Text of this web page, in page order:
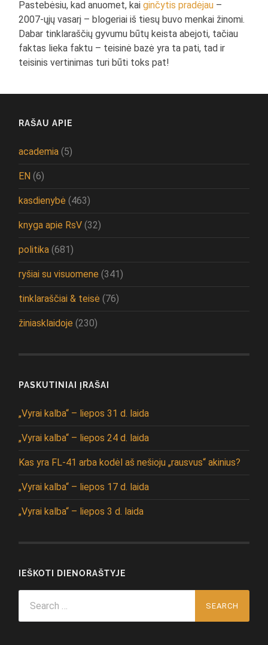
Pastebėsiu, kad anuomet, kaiginčytis pradėjau –
2007-ųjų vasarį – blogeriai iš tiesų buvo menkai žinomi.
Dabar tinklaraščių gyvumu būtų keista abejoti, tačiau
faktas lieka faktu – teisinė bazė yra ta pati, tad ir
teisinis vertinimas turi būti toks pat!
RAŠAU APIE
academia (5)
EN (6)
kasdienybė (463)
knyga apie RsV (32)
politika (681)
ryšiai su visuomene (341)
tinklaraščiai & teisė (76)
žiniasklaidoje (230)
PASKUTINIAI ĮRAŠAI
„Vyrai kalba“ – liepos 31 d. laida
„Vyrai kalba“ – liepos 24 d. laida
Kas yra FL-41 arba kodėl aš nešioju „rausvus“ akinius?
„Vyrai kalba“ – liepos 17 d. laida
„Vyrai kalba“ – liepos 3 d. laida
IEŠKOTI DIENORAŠTYJE
for: